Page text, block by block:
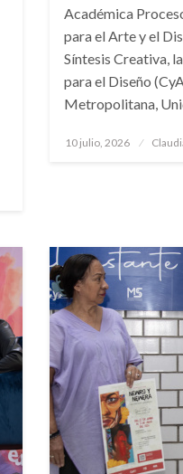
Académica
para el Arte y el
Síntesis Creativa,
para el Diseño
Metropolitana,
Publicado
10 julio, 2026